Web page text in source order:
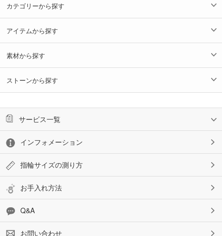
カテゴリーから探す
アイテムから探す
素材から探す
ストーンから探す
サービス一覧
インフォメーション
指輪サイズの測り方
お手入れ方法
Q&A
お問い合わせ